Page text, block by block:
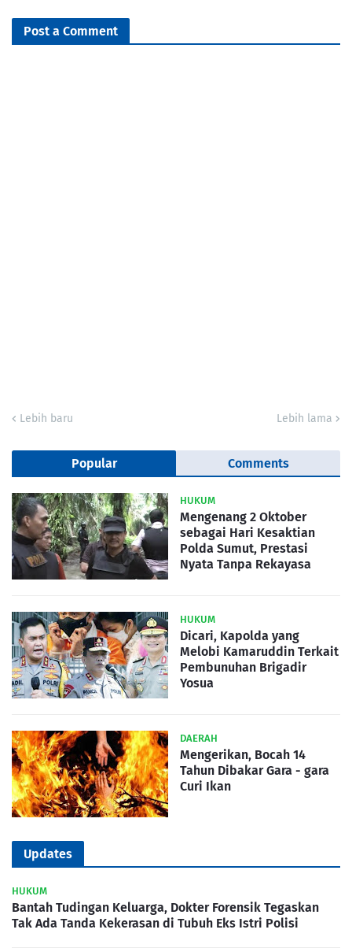
Post a Comment
Lebih baru Lebih lama
Popular Comments
HUKUM
Mengenang 2 Oktober
sebagai Hari Kesaktian
Polda Sumut, Prestasi
Nyata Tanpa Rekayasa
HUKUM
Dicari, Kapolda yang
Melobi Kamaruddin Terkait
Pembunuhan Brigadir
Yosua
DAERAH
Mengerikan, Bocah 14
Tahun Dibakar Gara - gara
Curi Ikan
Updates
HUKUM
Bantah Tudingan Keluarga, Dokter Forensik Tegaskan
Tak Ada Tanda Kekerasan di Tubuh Eks Istri Polisi